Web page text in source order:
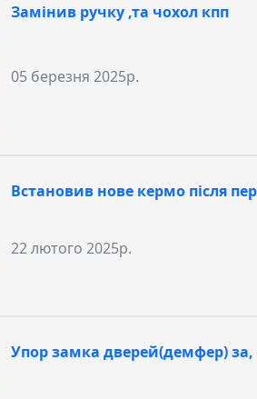
Замінив ручку ,та чохол кпп
05 березня 2025р.
Встановив нове кермо після
22 лютого 2025р.
Упор замка дверей(демфер) за,